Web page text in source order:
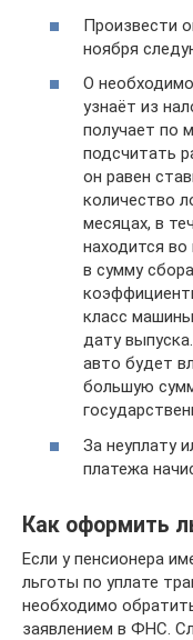
Произвести
ноября
О
узнаёт из
получает по
подсчитать
он равен
количество
месяцах, в
находится
в сумму
класс
дату
авто будет
большую
За неуплату
платежа
Как оформить
Если у пенсионера
льготы по уплате
необходимо
заявлением в ФНС.